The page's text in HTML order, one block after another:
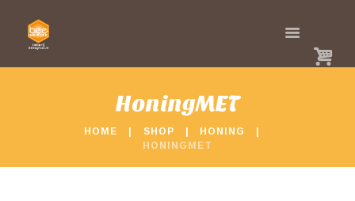
HoningMET
HOME SHOP
HONING
HONINGMET